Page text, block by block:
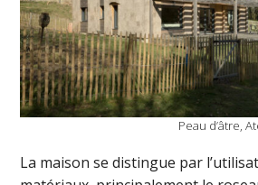
Peau d’âtre,
La maison se distingue par